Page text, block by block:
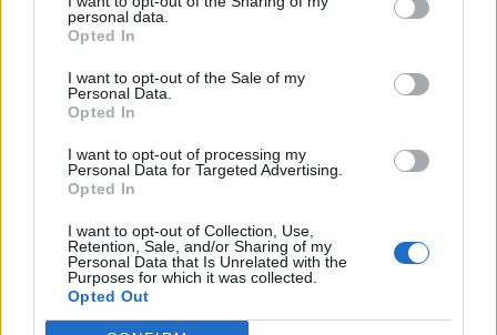
personal data.
Opted In
I want to opt-out of the Sale of my
Personal Data.
Opted In
I want to opt-out of processing my
Personal Data for Targeted Advertising.
Opted In
I want to opt-out of Collection, Use,
Retention, Sale, and/or Sharing of my
Personal Data that Is Unrelated with the
Purposes for which it was collected.
Opted Out
A Román Rendőrség azt
üzeni, semmiképpen ne
higgyenek a Román
Rendőrségnek – hírmix
További híreink: sziklát akart a
egyelőre sikertelenül, az illetékes
szerint pedig semmiféle korlátozás
nem lesz a lakossági
áramfogyasztásban.